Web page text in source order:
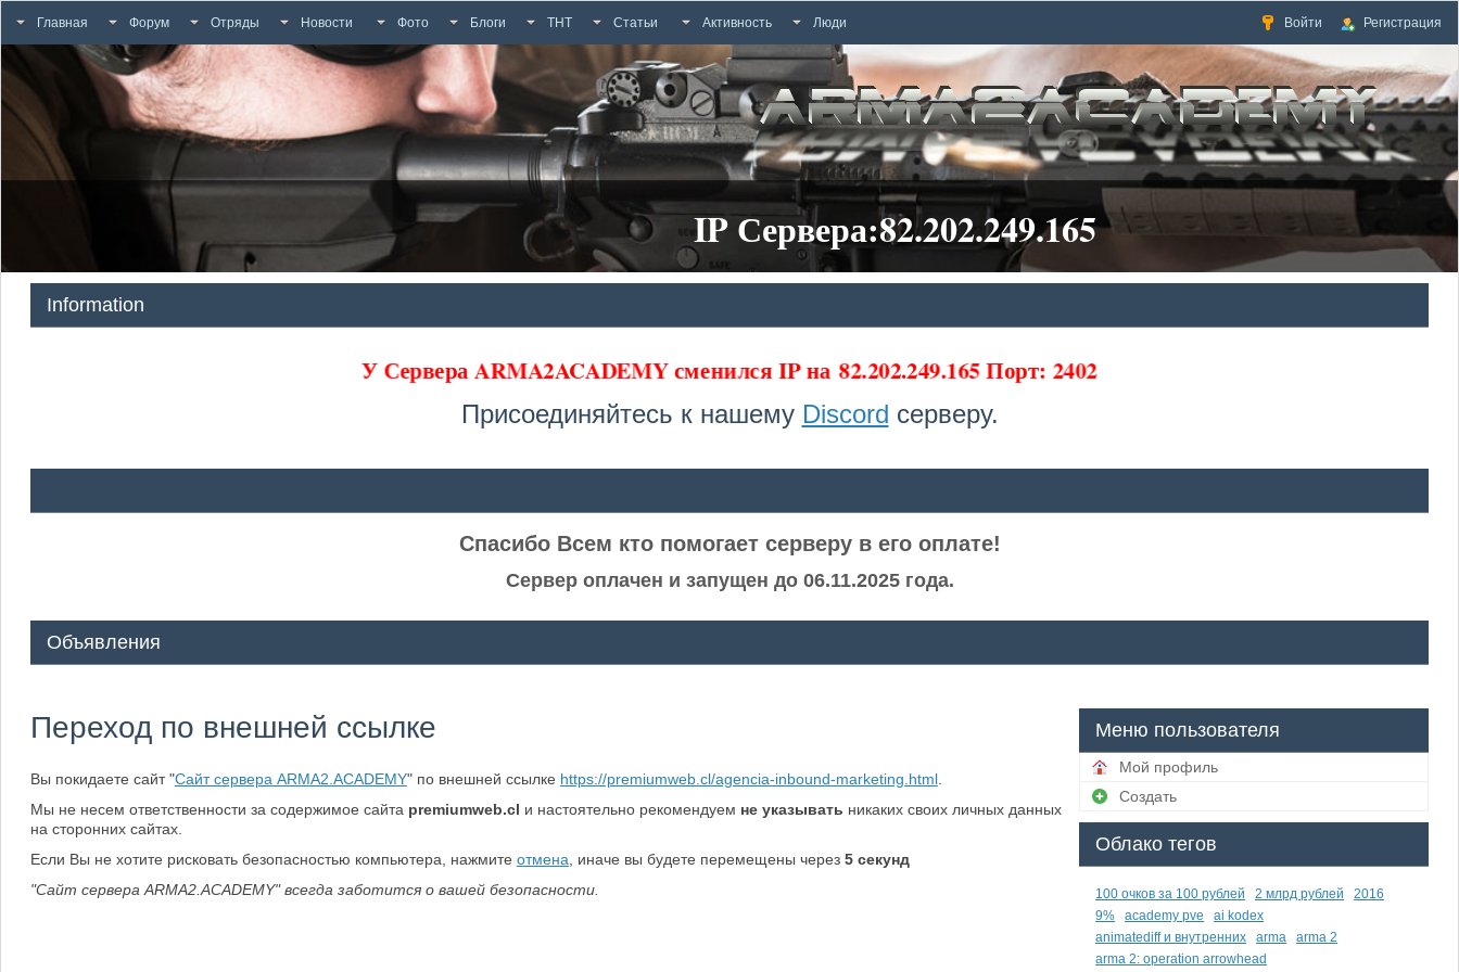
Главная Форум Отряды Новости Фото Блоги ТНТ Статьи Активность Люди Войти Регистрация
IP Сервера:82.202.249.165
Information
У Сервера ARMA2ACADEMY сменился IP на82.202.249.165 Порт: 2402
Присоединяйтесь к нашему Discord серверу.
Спасибо Всем кто помогает серверу в его оплате!
Сервер оплачен и запущен до 06.11.2025 года.
Объявления
Переход по внешней ссылке
Вы покидаете сайт "Сайт сервера ARMA2.ACADEMY" по внешней ссылке https://premiumweb.cl/agencia-inbound-marketing.html.
Мы не несем ответственности за содержимое сайта premiumweb.cl и настоятельно рекомендуем не указывать никаких своих личных данных
на сторонних сайтах.
Если Вы не хотите рисковать безопасностью компьютера, нажмите отмена , иначе вы будете перемещены через 5секунд
"Сайт сервера ARMA2.ACADEMY" всегда заботится о вашей безопасности.
Меню пользователя
Мой профиль
Создать
Облако тегов
100 очков за 100 рублей 2 млрд рублей
2016
9%
academy pve
ai kodex
animatediff и внутренних
arma
arma 2
arma 2: operation arrowhead